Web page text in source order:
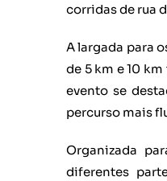
corridas de rua
A largada para
de 5 km e 10
evento se
percurso mais
Organizada
diferentes